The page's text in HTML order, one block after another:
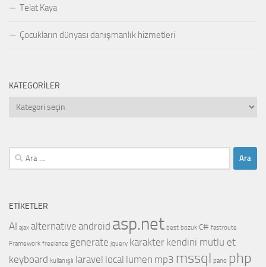
Telat Kaya
Çocukların dünyası danışmanlık hizmetleri
KATEGORILER
Kategoriler
Arama:
ETIKETLER
AI ajax alternative android asp.net best bozuk c# fastroute
Framework freelance generate jquery karakter kendini mutlu et
keyboard kullanışlı laravel local lumen mp3 mssql pano php